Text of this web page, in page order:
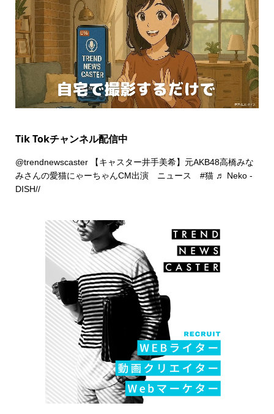
Tik Tokチャンネル配信中
@trendnewscaster【キャスター井手美希】元AKB48高橋みな
みさんの愛猫にゃーちゃんCM出演 ニュース #猫 ♬ Neko -
DISH//